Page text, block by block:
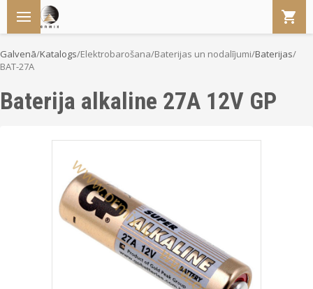
Galvenā/Katalogs/Elektrobarošana/Baterijas un nodalījumi/Baterijas/
BAT-27A
Baterija alkaline 27A 12V GP